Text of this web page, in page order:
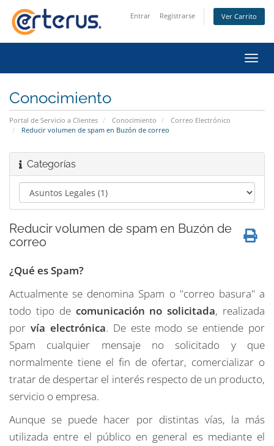
Entrar Registrarse Ver Carrito
Conocimiento
Portal de Servicio a Clientes Conocimiento
Correo Electrónico
Reducir volumen de spam en Buzón de correo
Categorías
Reducir volumen de spam en Buzón de
correo
¿Qué es Spam?
Actualmente se denomina Spam o "correo basura" a
todo tipo de comunicación no solicitada, realizada
por vía electrónica. De este modo se entiende por
Spam cualquier mensaje no solicitado y que
normalmente tiene el fin de ofertar, comercializar o
tratar de despertar el interés respecto de un producto,
servicio o empresa.
Aunque se puede hacer por distintas vías, la más
utilizada entre el público en general es mediante el